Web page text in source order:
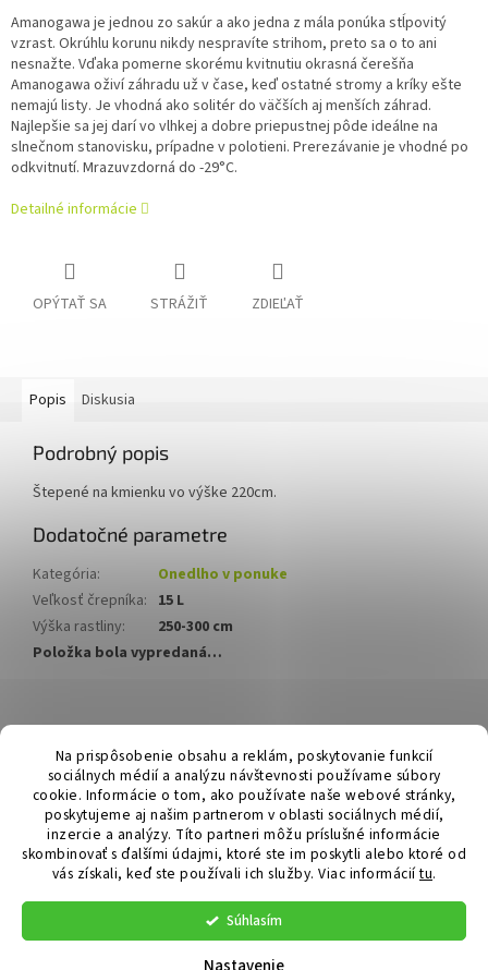
Na prispôsobenie obsahu a reklám, poskytovanie funkcií
sociálnych médií a analýzu návštevnosti používame súbory
cookie. Informácie o tom, ako používate naše webové stránky,
poskytujeme aj našim partnerom v oblasti sociálnych médií,
inzercie a analýzy. Títo partneri môžu príslušné informácie
skombinovať s ďalšími údajmi, ktoré ste im poskytli alebo ktoré od
vás získali, keď ste používali ich služby. Viac informáciítu.
Súhlasím
Amanogawa je jednou zo sakúr a ako jedna z mála ponúka stĺpovitý
vzrast. Okrúhlu korunu nikdy nespravíte strihom, preto sa o to ani
nesnažte. Vďaka pomerne skorému kvitnutiu okrasná čerešňa
Amanogawa oživí záhradu už v čase, keď ostatné stromy a kríky ešte
nemajú listy. Je vhodná ako solitér do väčších aj menších záhrad.
Najlepšie sa jej darí vo vlhkej a dobre priepustnej pôde ideálne na
slnečnom stanovisku, prípadne v polotieni. Prerezávanie je vhodné po
odkvitnutí. Mrazuvzdorná do -29°C.
Detailné informácie
OPÝTAŤ SA STRÁŽIŤ ZDIEĽAŤ
Popis Diskusia
Podrobný popis
Štepené na kmienku vo výške 220cm.
Dodatočné parametre
Kategória:
Onedlho v ponuke
Veľkosť črepníka: 15 L
Výška rastliny:
250-300 cm
Položka bola vypredaná…
á
Hurmikaki.com
Vytvoril Shoptet